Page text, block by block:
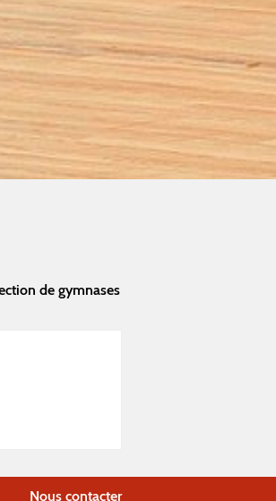
de gymnases
Nous contacter